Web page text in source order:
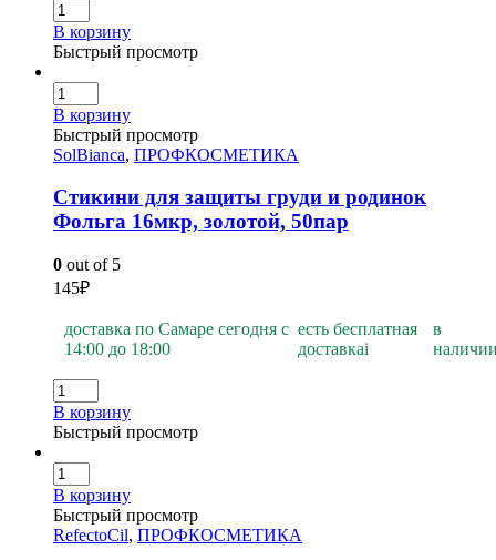
В корзину
Быстрый просмотр
В корзину
Быстрый просмотр
SolBianca, ПРОФКОСМЕТИКА
Стикини для защиты груди и родинок
Фольга 16мкр, золотой, 50пар
0 out of 5
145₽
доставка по Самаре сегодня с
14:00 до 18:00
есть бесплатная
доставкаi
в
В корзину
Быстрый просмотр
В корзину
Быстрый просмотр
RefectoCil, ПРОФКОСМЕТИКА